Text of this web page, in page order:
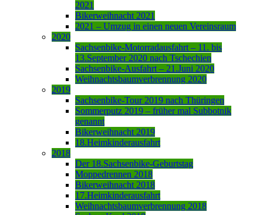
2021
Bikerweihnacht 2021
2021 – Umzug in einen neuen Vereinsraum
2020
Sachsenbike-Motorradausfahrt – 11. bis
13.September 2020 nach Tschechien
Sachsenbike-Ausfahrt – 21.Juni 2020
Weihnachtsbaumverbrennung 2020
2019
Sachsenbike-Tour 2019 nach Thüringen
Sommerputz 2019 – früher mal Subbotnik
genannt
Bikerweihnacht 2019
18.Heimkinderausfahrt
2018
Der 18.Sachsenbike-Geburtstag
Moppedrennen 2018
Bikerweihnacht 2018
17.Heimkinderausfahrt
Weihnachtsbaumverbrennung 2018